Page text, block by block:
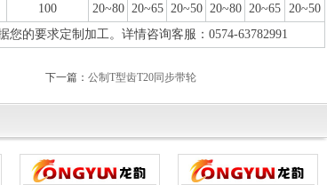
100 20~80 20~65 20~50 20~80 20~65 20~50
的要求定制加工。详情咨询客服：0574-63782991
下一篇： 公制T型齿T20同步带轮